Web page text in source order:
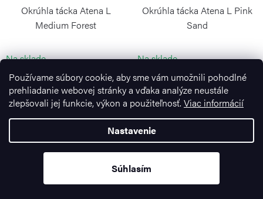
Používame súbory cookie, aby sme vám umožnili pohodlné
prehliadanie webovej stránky a vďaka analýze neustále
zlepšovali jej funkcie, výkon a použiteľnosť. Viac informácií
Nastavenie
Súhlasím
Okrúhla tácka Atena L
Medium Forest
Na sklade
€20,95
Okrúhla tácka Atena L Pink
Sand
Na sklade
€20,95